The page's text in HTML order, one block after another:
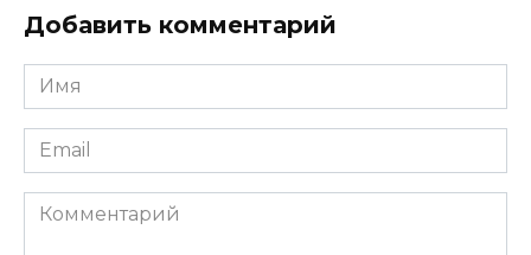
Добавить комментарий
Имя
*
Email
*
Комментарий